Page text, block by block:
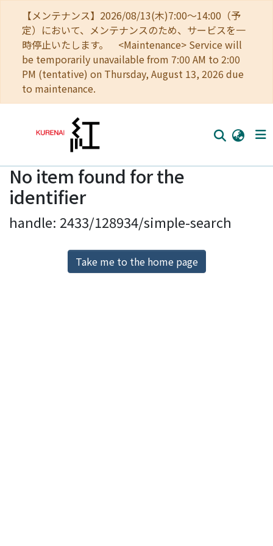
【メンテナンス】2026/08/13(木)7:00～14:00（予
定）において、メンテナンスのため、サービスを一
時停止いたします。 <Maintenance> Service will
be temporarily unavailable from 7:00 AM to 2:00
PM (tentative) on Thursday, August 13, 2026 due
to maintenance.
Home
Communities
Browse
Download Ranking
No item found for the
identifier
handle: 2433/128934/simple-search
Take me to the home page